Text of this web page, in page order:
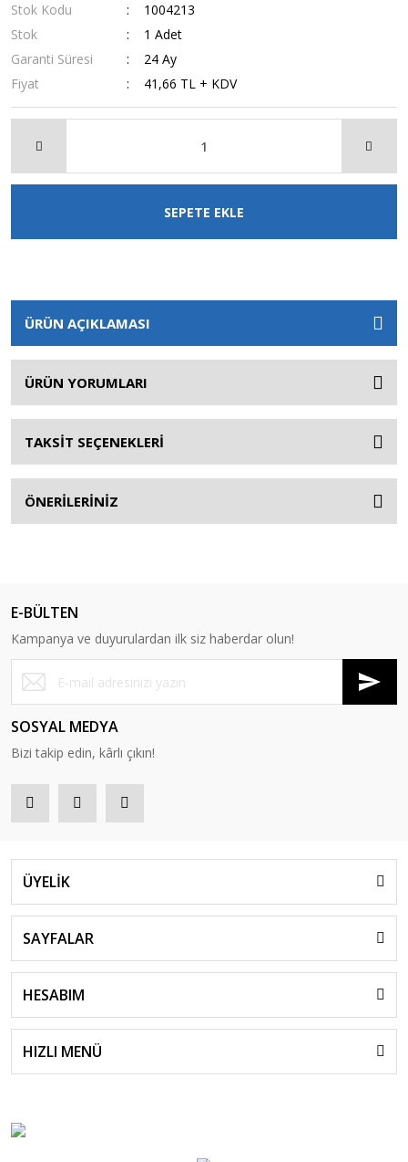
Stok Kodu
1004213
Stok
1 Adet
Garanti Süresi
24 Ay
Fiyat
41,66 TL + KDV
SEPETE EKLE
ÜRÜN AÇIKLAMASI
ÜRÜN YORUMLARI
TAKSİT SEÇENEKLERİ
ÖNERİLERİNİZ
E-BÜLTEN
Kampanya ve duyurulardan ilk siz haberdar olun!
SOSYAL MEDYA
Bizi takip edin, kârlı çıkın!
ÜYELİK
SAYFALAR
HESABIM
HIZLI MENÜ